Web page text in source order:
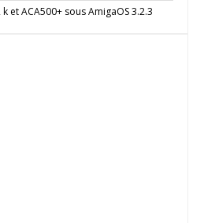
et ACA500+ sous AmigaOS 3.2.3